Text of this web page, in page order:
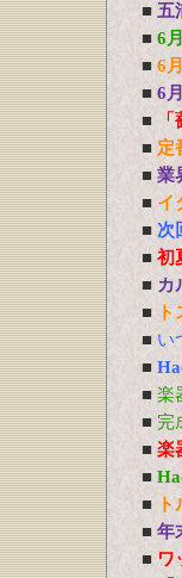
■ 五
■ 6
■ 6
■ 6
■
■ 定
■ 業
■ イ
■ 次
■ 初
■ カ
■
■ い
■
■ 楽
■ 完
■ 楽
■
■
■ 年
■ ワ